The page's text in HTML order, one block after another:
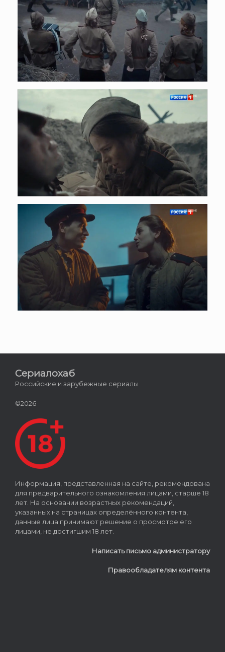
Сериалохаб
Российские и зарубежные сериалы
©2026
Информация, представленная на сайте, рекомендована
для предварительного ознакомления лицами, старше 18
лет. На основании возрастных рекомендаций,
указанных на страницах определённого контента,
данные лица принимают решение о просмотре его
лицами, не достигшим 18 лет.
Написать письмо администратору
Правообладателям контента